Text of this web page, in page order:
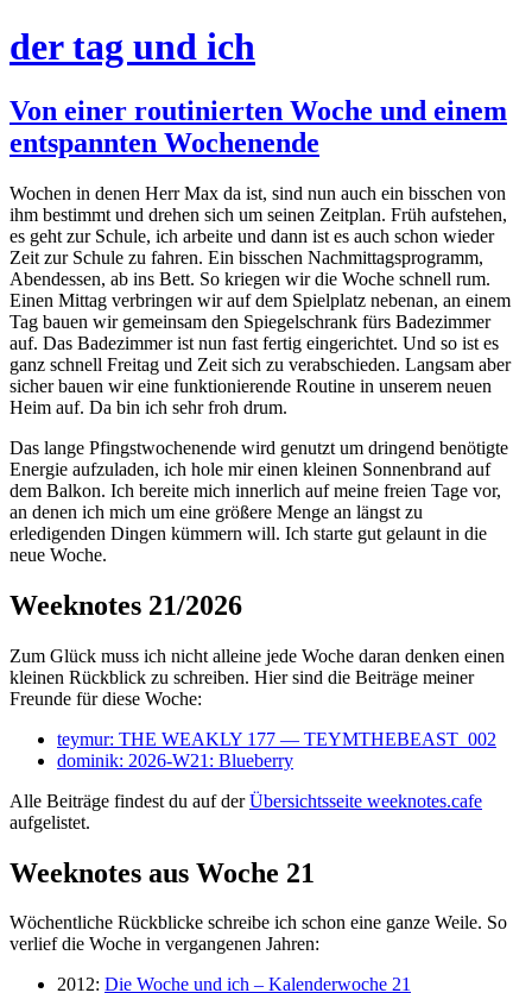
der tag und ich
Von einer routinierten Woche und einem
entspannten Wochenende
Wochen in denen Herr Max da ist, sind nun auch ein bisschen von
ihm bestimmt und drehen sich um seinen Zeitplan. Früh aufstehen,
es geht zur Schule, ich arbeite und dann ist es auch schon wieder
Zeit zur Schule zu fahren. Ein bisschen Nachmittagsprogramm,
Abendessen, ab ins Bett. So kriegen wir die Woche schnell rum.
Einen Mittag verbringen wir auf dem Spielplatz nebenan, an einem
Tag bauen wir gemeinsam den Spiegelschrank fürs Badezimmer
auf. Das Badezimmer ist nun fast fertig eingerichtet. Und so ist es
ganz schnell Freitag und Zeit sich zu verabschieden. Langsam aber
sicher bauen wir eine funktionierende Routine in unserem neuen
Heim auf. Da bin ich sehr froh drum.
Das lange Pfingstwochenende wird genutzt um dringend benötigte
Energie aufzuladen, ich hole mir einen kleinen Sonnenbrand auf
dem Balkon. Ich bereite mich innerlich auf meine freien Tage vor,
an denen ich mich um eine größere Menge an längst zu
erledigenden Dingen kümmern will. Ich starte gut gelaunt in die
neue Woche.
Weeknotes 21/2026
Zum Glück muss ich nicht alleine jede Woche daran denken einen
kleinen Rückblick zu schreiben. Hier sind die Beiträge meiner
Freunde für diese Woche:
teymur: THE WEAKLY 177 — TEYMTHEBEAST_002
dominik: 2026-W21: Blueberry
Alle Beiträge findest du auf derÜbersichtsseite weeknotes.cafe
aufgelistet.
Weeknotes aus Woche 21
Wöchentliche Rückblicke schreibe ich schon eine ganze Weile. So
verlief die Woche in vergangenen Jahren:
2012: Die Woche und ich – Kalenderwoche 21